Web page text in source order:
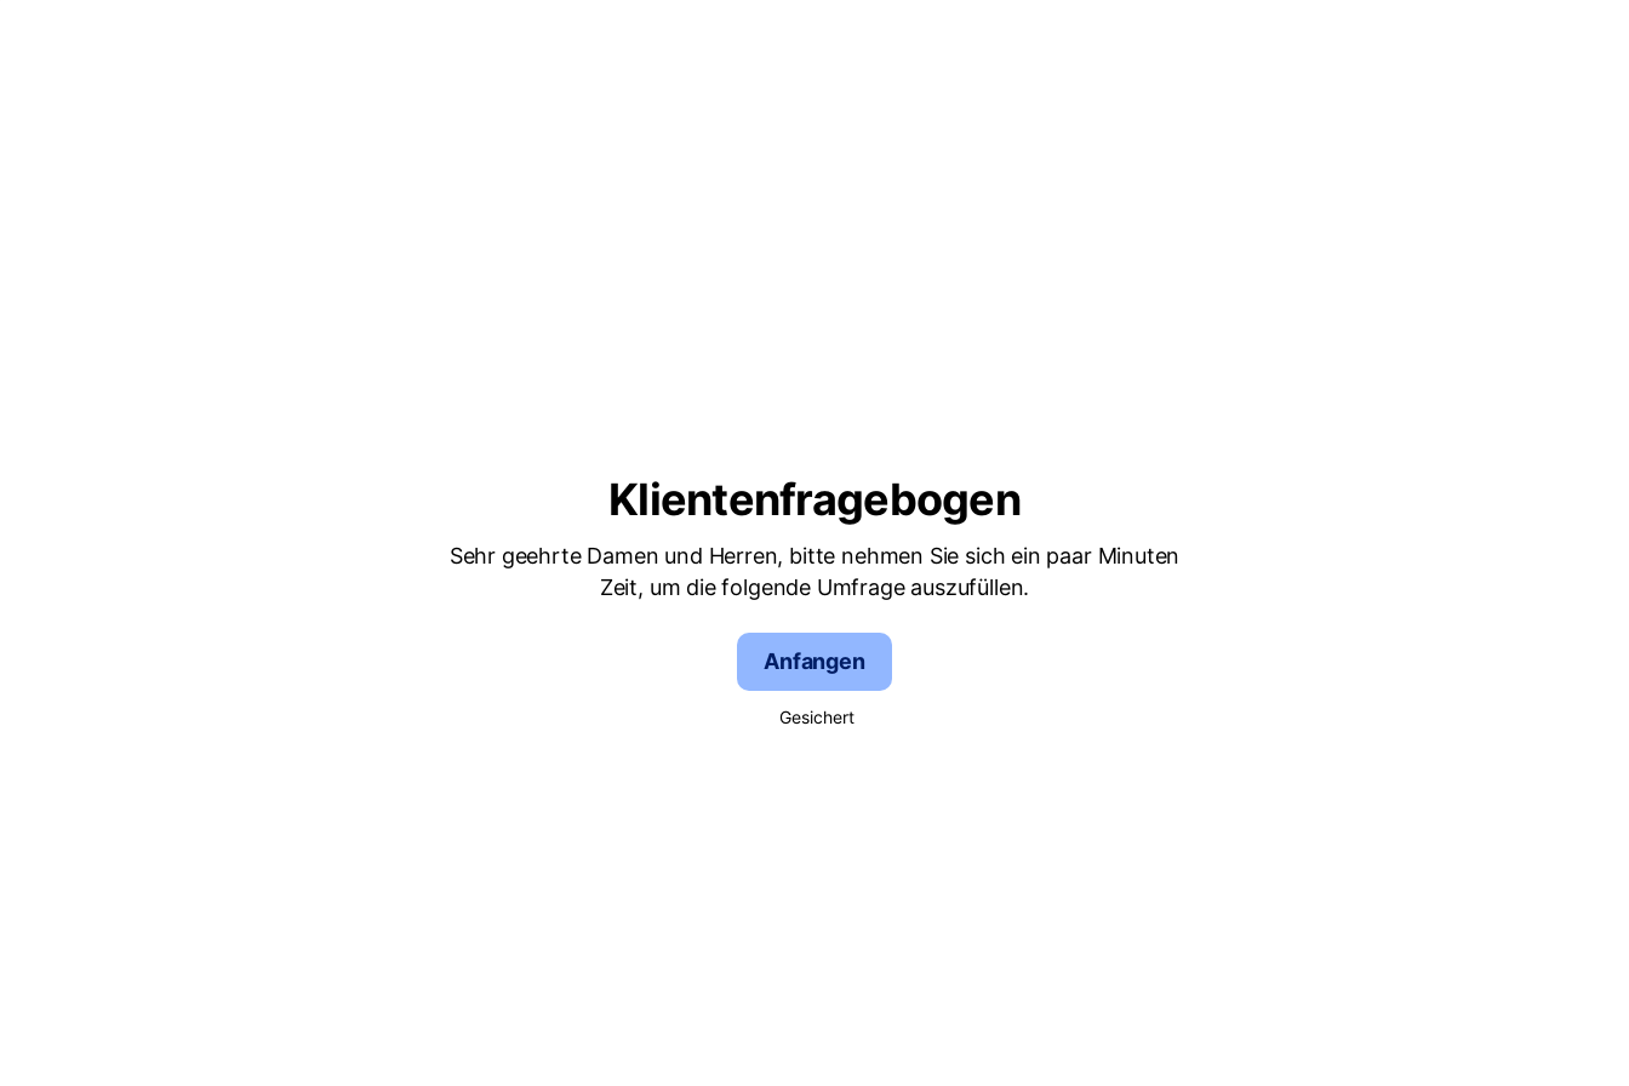
Klientenfragebogen
Sehr geehrte Damen und Herren, bitte nehmen Sie sich ein paar Minuten
Zeit, um die folgende Umfrage auszufüllen.
Anfangen
Gesichert